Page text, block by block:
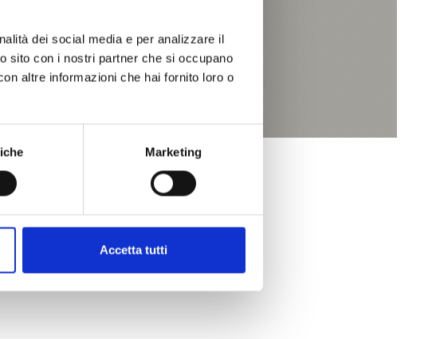
dei social media e per analizzare il
sito con i nostri partner che si occupano
altre informazioni che hai fornito loro o
Marketing
Accetta tutti